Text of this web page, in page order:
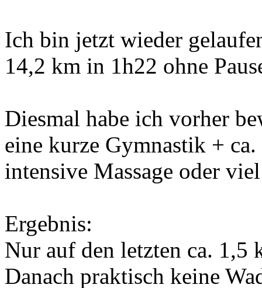
Ich bin jetzt wieder
14,2 km in 1h22 ohne
Diesmal habe ich vorher
eine kurze Gymnastik +
intensive Massage oder
Ergebnis:
Nur auf den letzten ca. 1,5
Danach praktisch keine